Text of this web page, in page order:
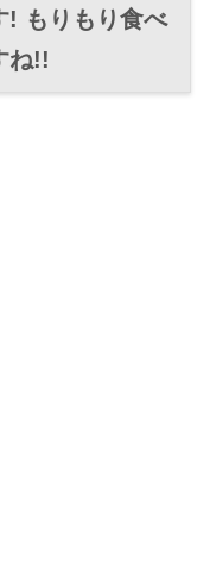
! もりもり食べ
ね!!